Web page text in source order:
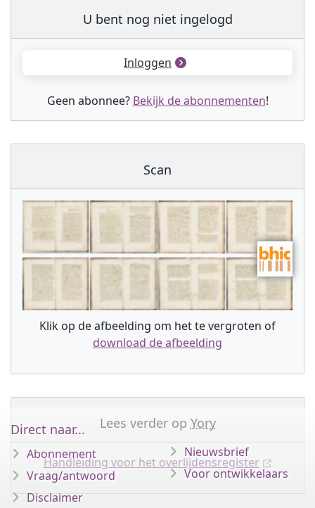
U bent nog niet ingelogd
Inloggen
Geen abonnee? Bekijk de abonnementen!
Scan
Klik op de afbeelding om het te vergroten of
download de afbeelding
Lees verder op Yory
Handleiding voor het overlijdensregister
Direct naar...
Abonnement
Vraag/antwoord
Disclaimer
Nieuwsbrief
Voor ontwikkelaars